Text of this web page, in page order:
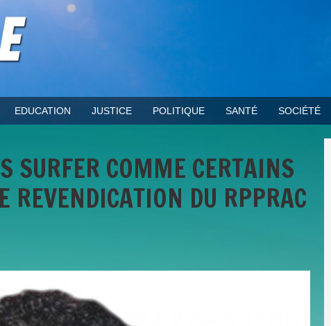
EDUCATION JUSTICE POLITIQUE SANTÉ SOCIÉTÉ
SURFER COMME CERTAINS
REVENDICATION DU RPPRAC